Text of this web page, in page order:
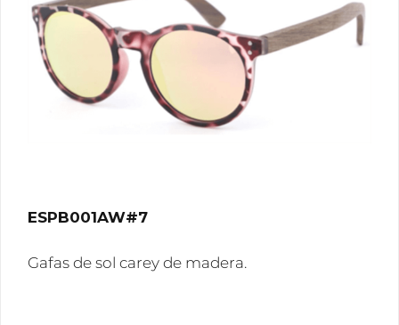
ESPB001AW#7
Gafas de sol carey de madera.